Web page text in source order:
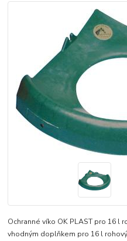
Ochranné víko OK PLAST pro 16 l
vhodným doplňkem pro 16 l